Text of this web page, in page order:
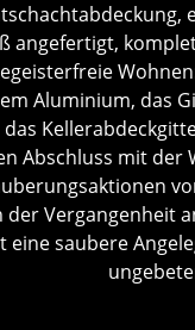
angefertigt,
Aluminium, das
Abschluss mit der
Vergangenheit
eine saubere